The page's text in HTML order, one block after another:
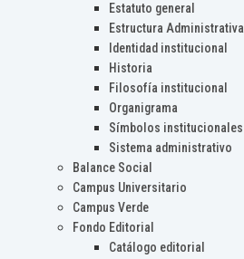
Estatuto general
Estructura Administrativa
Identidad institucional
Historia
Filosofía institucional
Organigrama
Símbolos institucionales
Sistema administrativo
Balance Social
Campus Universitario
Campus Verde
Fondo Editorial
Catálogo editorial